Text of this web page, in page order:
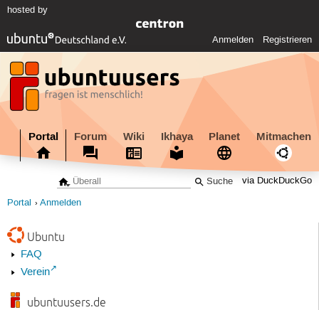
hosted by
Anmelden Registrieren
Portal Forum Wiki Ikhaya Planet Mitmachen
via DuckDuckGo
Portal Anmelden
Ubuntu
FAQ
Verein
ubuntuusers.de